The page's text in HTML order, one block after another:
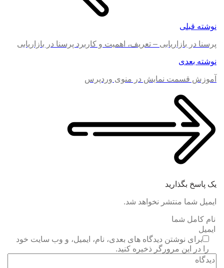
نوشته قبلی
پرسنا در بازاریابی – تعریف، اهمیت و کاربرد پرسنا در بازاریابی
نوشته بعدی
آموزش قسمت نمایش در منوی وردپرس
یک پاسخ بگذارید
ایمیل شما منتشر نخواهد شد.
برای نوشتن دیدگاه های بعدی، نام، ایمیل، و وب سایت خود
را در این مرورگر ذخیره کنید.